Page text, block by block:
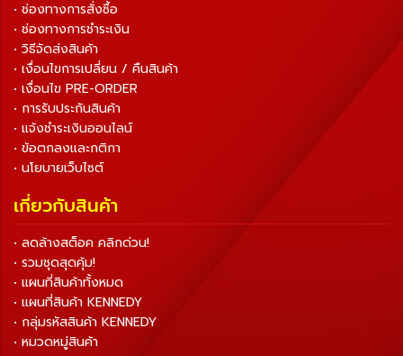
• ช่องทางการสั่งซื้อ
• ช่องทางการชำระเงิน
• วิธีจัดส่งสินค้า
• เงื่อนไขการเปลี่ยน / คืนสินค้า
• เงื่อนไข PRE-ORDER
• การรับประกันสินค้า
• แจ้งชำระเงินออนไลน์
• ข้อตกลงและกติกา
• นโยบายเว็บไซต์
เกี่ยวกับสินค้า
• ลดล้างสต็อค คลิกด่วน!
• รวมชุดสุดคุ้ม!
• แผนที่สินค้าทั้งหมด
• แผนที่สินค้า KENNEDY
• กลุ่มรหัสสินค้า KENNEDY
• หมวดหมู่สินค้า